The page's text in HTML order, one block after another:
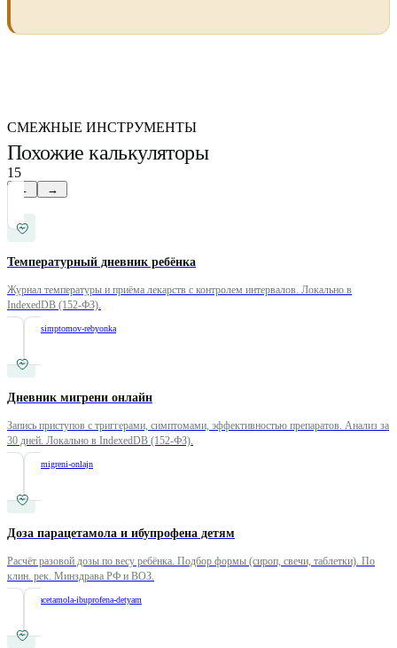
СМЕЖНЫЕ ИНСТРУМЕНТЫ
Похожие калькуляторы
15
← →
Температурный дневник ребёнка
Журнал температуры и приёма лекарств с контролем интервалов. Локально в
IndexedDB (152-ФЗ).
dnevnik-simptomov-rebyonka
Дневник мигрени онлайн
Запись приступов с триггерами, симптомами, эффективностью препаратов. Анализ за
30 дней. Локально в IndexedDB (152-ФЗ).
dnevnik-migreni-onlajn
Доза парацетамола и ибупрофена детям
Расчёт разовой дозы по весу ребёнка. Подбор формы (сироп, свечи, таблетки). По
клин. рек. Минздрава РФ и ВОЗ.
doza-paracetamola-ibuprofena-detyam